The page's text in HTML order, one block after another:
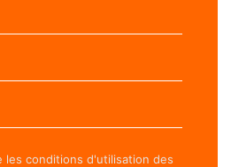
les conditions d'utilisation des